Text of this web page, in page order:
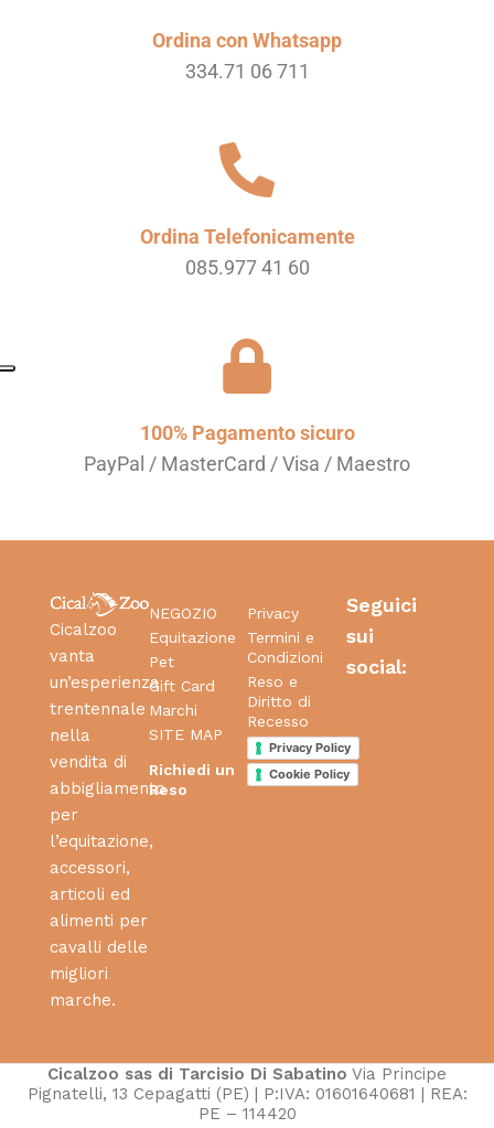
Ordina con Whatsapp
334.71 06 711
Ordina Telefonicamente
085.977 41 60
100% Pagamento sicuro
PayPal / MasterCard / Visa / Maestro
Cicalzoo
vanta
un’esperienza
trentennale
nella
vendita di
abbigliamento
per
l’equitazione,
accessori,
articoli ed
alimenti per
cavalli delle
migliori
marche.
NEGOZIO
Equitazione
Pet
Gift Card
Marchi
SITE MAP
Richiedi un
Reso
Privacy
Termini e
Condizioni
Reso e
Diritto di
Recesso
Privacy Policy
Cookie Policy
Seguici
sui
social:
Cicalzoo sas di Tarcisio Di Sabatino Via Principe
Pignatelli, 13 Cepagatti (PE) | P:IVA: 01601640681 | REA:
PE – 114420